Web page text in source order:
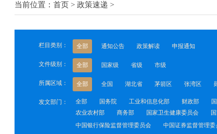
当前位置：首页 > 政策速递 >
栏目类别： 全部 通知公告 政策解读 申报通知
文件级别： 全部 国家级 省级 市级
所属区域： 全部 全国 湖北省 茅箭区 张湾区
发文部门： 全部 国务院 工业和信息化部 财政部
农业农村部
商务部 国家卫生健康委员会
中国银行保险监督管理委员会
中国证券监督管理委